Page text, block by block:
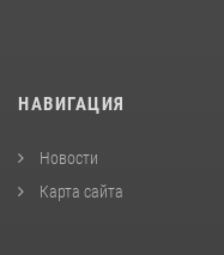
НАВИГАЦИЯ
Новости
Карта сайта